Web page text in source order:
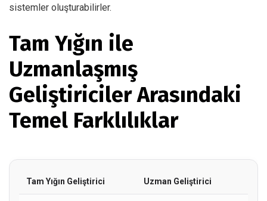
sistemler oluşturabilirler.
Tam Yığın ile
Uzmanlaşmış
Geliştiriciler Arasındaki
Temel Farklılıklar
Tam Yığın Geliştirici Uzman Geliştirici